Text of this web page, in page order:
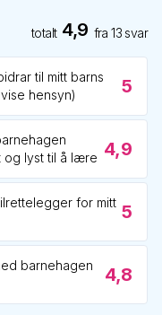
totalt 4,9 fra13 svar
til mitt barns
hensyn)
5
og lyst til å lære 4,9
for mitt 5
barnehagen
4,8